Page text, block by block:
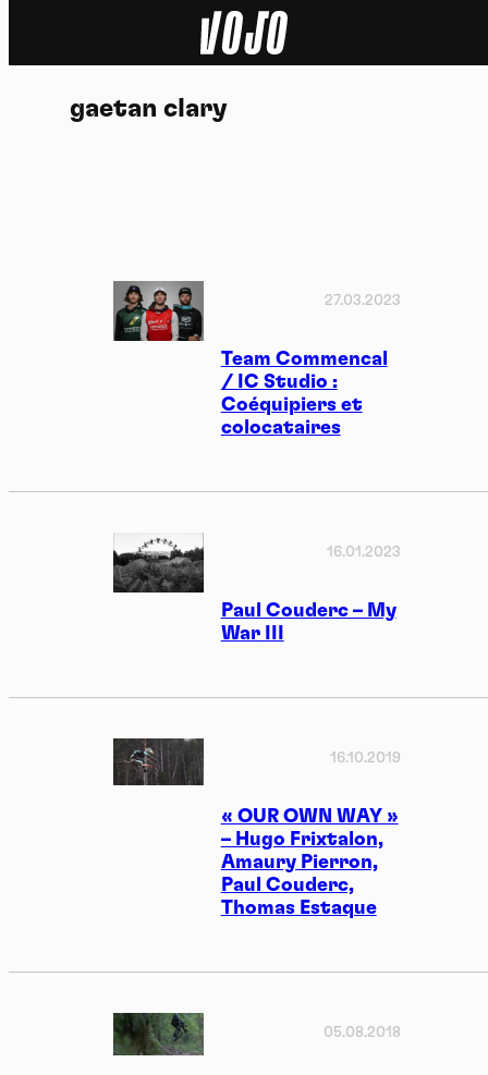
Tech
Dossier
Vidéos
gaetan clary
Team Commencal
/ IC Studio :
Coéquipiers et
colocataires
27.03.2023
Paul Couderc – My
War III
16.01.2023
« OUR OWN WAY »
– Hugo Frixtalon,
Amaury Pierron,
Paul Couderc,
Thomas Estaque
16.10.2019
05.08.2018